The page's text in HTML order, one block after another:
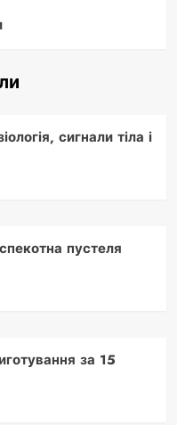
сигнали тіла і
пустеля
за 15